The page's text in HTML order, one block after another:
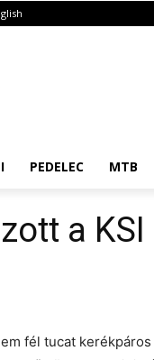
PEDELEC MTB
a KSI
fél tucat